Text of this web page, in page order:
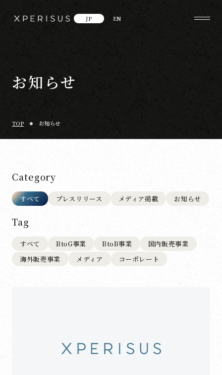
JP EN
お知らせ
TOP お知らせ
Category
すべて プレスリリース メディア掲載 お知らせ
Tag
すべて BtoG事業 BtoB事業
国内販売事業
海外販売事業
メディア コーポレート